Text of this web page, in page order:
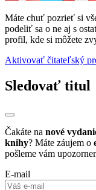
Máte chuť pozrieť si
podeliť sa o ne aj s
profil, kde si môžete
Aktivovať čitateľský
Sledovať titul
Čakáte na nové
knihy? Máte záujem o
pošleme vám
E-mail